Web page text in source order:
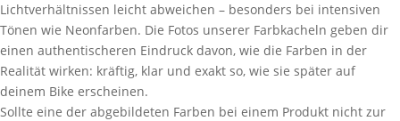
Lichtverhältnissen leicht abweichen – besonders bei intensiven
Tönen wie Neonfarben. Die Fotos unserer Farbkacheln geben dir
einen authentischeren Eindruck davon, wie die Farben in der
Realität wirken: kräftig, klar und exakt so, wie sie später auf
deinem Bike erscheinen.
Sollte eine der abgebildeten Farben bei einem Produkt nicht zur